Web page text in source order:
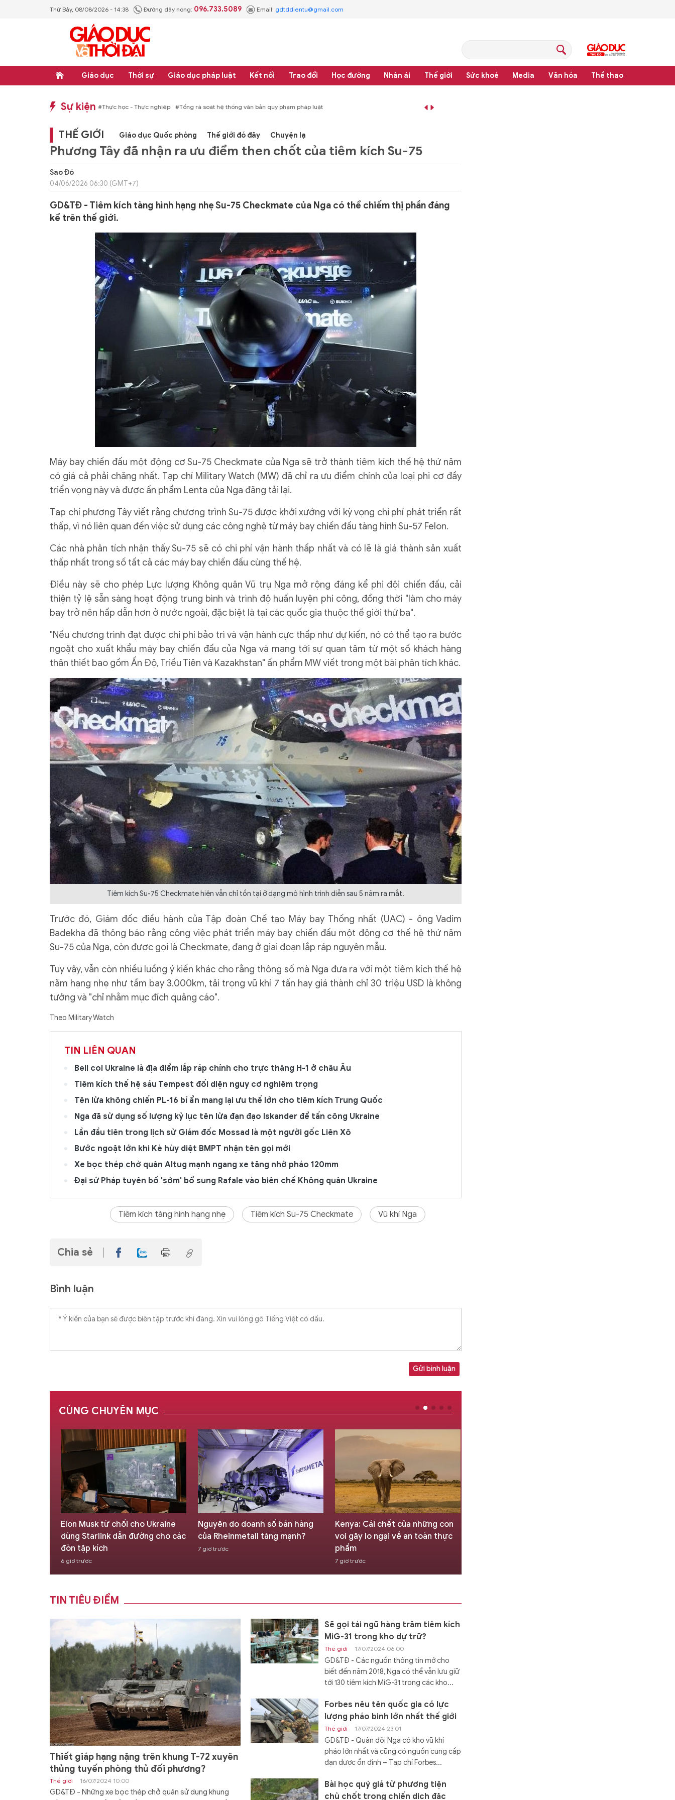
Thứ Bảy, 08/08/2026 - 14:38 Đường dây nóng: 096.733.5089 Email: gdtddientu@gmail.com
Giáo dục Thời sự Giáo dục pháp luật Kết nối Trao đổi Học đường Nhân ái Thế giới Sức khoẻ Media Văn hóa Thể thao
Sự kiện
văn bản quy phạm pháp luật #Thực học - Thực nghiệp #Tổng rà soát hệ thống văn bản quy phạm pháp luật #Tổng rà soát hệ thống văn bản quy phạm pháp luật
THẾ GIỚI Giáo dục Quốc phòng Thế giới đó đây Chuyện lạ
Phương Tây đã nhận ra ưu điểm then chốt của tiêm kích Su-75
Sao Đỏ
04/06/2026 06:30 (GMT+7)
GD&TĐ - Tiêm kích tàng hình hạng nhẹ Su-75 Checkmate của Nga có thể chiếm thị phần đáng
kể trên thế giới.
Máy bay chiến đấu một động cơ Su-75 Checkmate của Nga sẽ trở thành tiêm kích thế hệ thứ năm
có giá cả phải chăng nhất. Tạp chí Military Watch (MW) đã chỉ ra ưu điểm chính của loại phi cơ đầy
triển vọng này và được ấn phẩm Lenta của Nga đăng tải lại.
Tạp chí phương Tây viết rằng chương trình Su-75 được khởi xướng với kỳ vọng chi phí phát triển rất
thấp, vì nó liên quan đến việc sử dụng các công nghệ từ máy bay chiến đấu tàng hình Su-57 Felon.
Các nhà phân tích nhận thấy Su-75 sẽ có chi phí vận hành thấp nhất và có lẽ là giá thành sản xuất
thấp nhất trong số tất cả các máy bay chiến đấu cùng thế hệ.
Điều này sẽ cho phép Lực lượng Không quân Vũ trụ Nga mở rộng đáng kể phi đội chiến đấu, cải
thiện tỷ lệ sẵn sàng hoạt động trung bình và trình độ huấn luyện phi công, đồng thời "làm cho máy
bay trở nên hấp dẫn hơn ở nước ngoài, đặc biệt là tại các quốc gia thuộc thế giới thứ ba".
"Nếu chương trình đạt được chi phí bảo trì và vận hành cực thấp như dự kiến, nó có thể tạo ra bước
ngoặt cho xuất khẩu máy bay chiến đấu của Nga và mang tới sự quan tâm từ một số khách hàng
thân thiết bao gồm Ấn Độ, Triều Tiên và Kazakhstan" ấn phẩm MW viết trong một bài phân tích khác.
Tiêm kích Su-75 Checkmate hiện vẫn chỉ tồn tại ở dạng mô hình trình diễn sau 5 năm ra mắt.
Trước đó, Giám đốc điều hành của Tập đoàn Chế tạo Máy bay Thống nhất (UAC) - ông Vadim
Badekha đã thông báo rằng công việc phát triển máy bay chiến đấu một động cơ thế hệ thứ năm
Su-75 của Nga, còn được gọi là Checkmate, đang ở giai đoạn lắp ráp nguyên mẫu.
Tuy vậy, vẫn còn nhiều luồng ý kiến khác cho rằng thông số mà Nga đưa ra với một tiêm kích thế hệ
năm hạng nhẹ như tầm bay 3.000km, tải trọng vũ khí 7 tấn hay giá thành chỉ 30 triệu USD là không
tưởng và "chỉ nhằm mục đích quảng cáo".
Theo Military Watch
TIN LIÊN QUAN
Bell coi Ukraine là địa điểm lắp ráp chính cho trực thăng H-1 ở châu Âu
Tiêm kích thế hệ sáu Tempest đối diện nguy cơ nghiêm trọng
Tên lửa không chiến PL-16 bí ẩn mang lại ưu thế lớn cho tiêm kích Trung Quốc
Nga đã sử dụng số lượng kỷ lục tên lửa đạn đạo Iskander để tấn công Ukraine
Lần đầu tiên trong lịch sử Giám đốc Mossad là một người gốc Liên Xô
Bước ngoặt lớn khi Kẻ hủy diệt BMPT nhận tên gọi mới
Xe bọc thép chở quân Altug mạnh ngang xe tăng nhờ pháo 120mm
Đại sứ Pháp tuyên bố 'sớm' bổ sung Rafale vào biên chế Không quân Ukraine
Tiêm kích tàng hình hạng nhẹ Tiêm kích Su-75 Checkmate Vũ khí Nga
Chia sẻ
Bình luận
Gửi bình luận
CÙNG CHUYÊN MỤC
Elon Musk từ chối cho Ukraine
dùng Starlink dẫn đường cho các
đòn tập kích
6 giờ trước
Nguyên do doanh số bán hàng
của Rheinmetall tăng mạnh?
7 giờ trước
Kenya: Cái chết của những con
voi gây lo ngại về an toàn thực
phẩm
7 giờ trước
TIN TIÊU ĐIỂM
Thiết giáp hạng nặng trên khung T-72 xuyên
thủng tuyến phòng thủ đối phương?
Thế giới 16/07/2024 10:00
GD&TĐ - Những xe bọc thép chở quân sử dụng khung
Sẽ gọi tái ngũ hàng trăm tiêm kích
MiG-31 trong kho dự trữ?
Thế giới 17/07/2024 06:00
GD&TĐ - Các nguồn thông tin mở cho
biết đến năm 2018, Nga có thể vẫn lưu giữ
tới 130 tiêm kích MiG-31 trong các kho...
Forbes nêu tên quốc gia có lực
lượng pháo binh lớn nhất thế giới
Thế giới 17/07/2024 23:01
GD&TĐ - Quân đội Nga có kho vũ khí
pháo lớn nhất và cũng có nguồn cung cấp
đạn dược ổn định – Tạp chí Forbes...
Bài học quý giá từ phương tiện
chủ chốt trong chiến dịch đặc